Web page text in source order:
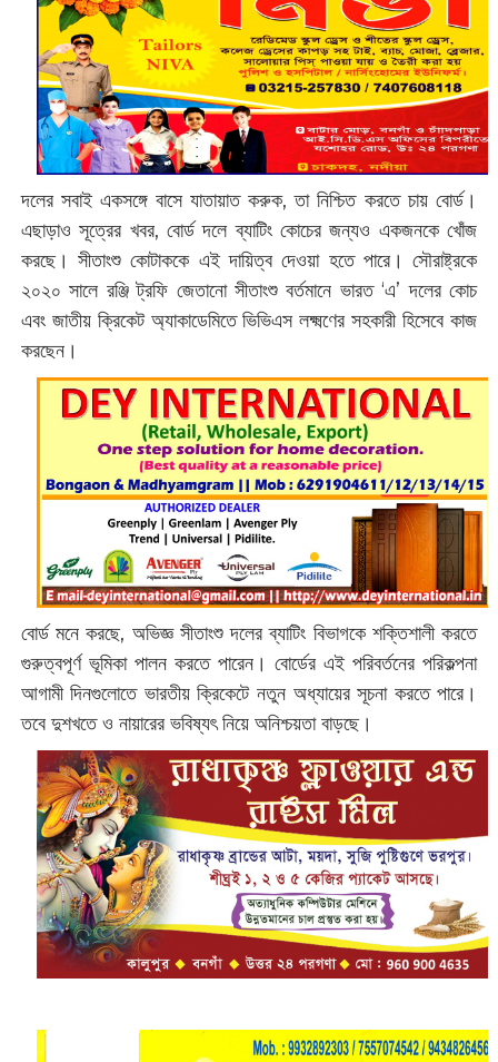
দলের সবাই একসঙ্গে বাসে যাতায়াত করুক, তা নিশ্চিত করতে চায় বোর্ড।
এছাড়াও সূত্রের খবর, বোর্ড দলে ব্যাটিং কোচের জন্যও একজনকে খোঁজ
করছে। সীতাংশু কোটাককে এই দায়িত্ব দেওয়া হতে পারে। সৌরাষ্ট্রকে
২০২০ সালে রঞ্জি ট্রফি জেতানো সীতাংশু বর্তমানে ভারত ‘এ’ দলের কোচ
এবং জাতীয় ক্রিকেট অ্যাকাডেমিতে ভিভিএস লক্ষ্মণের সহকারী হিসেবে কাজ
করছেন।
বোর্ড মনে করছে, অভিজ্ঞ সীতাংশু দলের ব্যাটিং বিভাগকে শক্তিশালী করতে
গুরুত্বপূর্ণ ভূমিকা পালন করতে পারেন। বোর্ডের এই পরিবর্তনের পরিকল্পনা
আগামী দিনগুলোতে ভারতীয় ক্রিকেটে নতুন অধ্যায়ের সূচনা করতে পারে।
তবে দুশখতে ও নায়ারের ভবিষ্যৎ নিয়ে অনিশ্চয়তা বাড়ছে।